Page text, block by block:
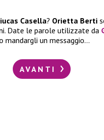
Casella? Orietta Berti
Date le parole utilizzate da
mandargli un messaggio…
AVANTI